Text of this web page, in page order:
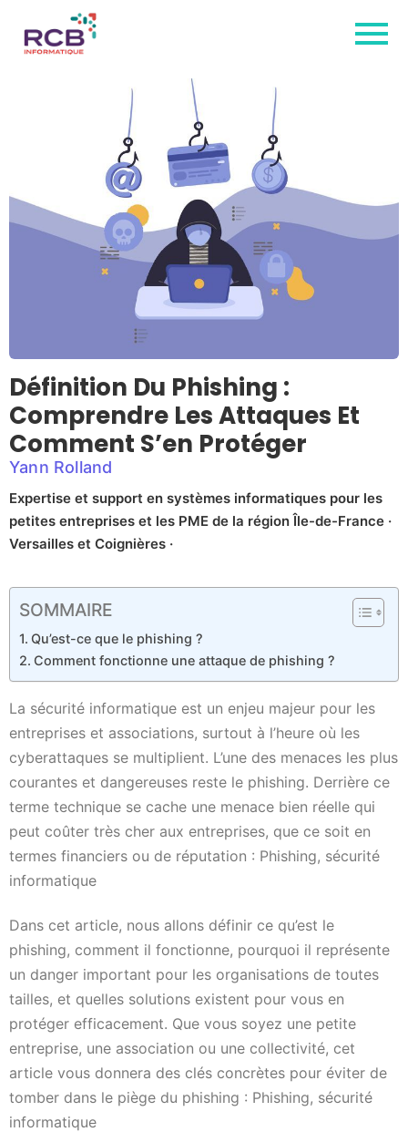
Définition Du Phishing :
Comprendre Les Attaques Et
Comment S’en Protéger
Yann Rolland
Expertise et support en systèmes informatiques pour les
petites entreprises et les PME de la région Île-de-France ·
Versailles et Coignières ·
SOMMAIRE
Qu’est-ce que le phishing ?
Comment fonctionne une attaque de phishing ?
La sécurité informatique est un enjeu majeur pour les
entreprises et associations, surtout à l’heure où les
cyberattaques se multiplient. L’une des menaces les plus
courantes et dangereuses reste le phishing. Derrière ce
terme technique se cache une menace bien réelle qui
peut coûter très cher aux entreprises, que ce soit en
termes financiers ou de réputation : Phishing, sécurité
informatique
Dans cet article, nous allons définir ce qu’est le
phishing, comment il fonctionne, pourquoi il représente
un danger important pour les organisations de toutes
tailles, et quelles solutions existent pour vous en
protéger efficacement. Que vous soyez une petite
entreprise, une association ou une collectivité, cet
article vous donnera des clés concrètes pour éviter de
tomber dans le piège du phishing : Phishing, sécurité
informatique